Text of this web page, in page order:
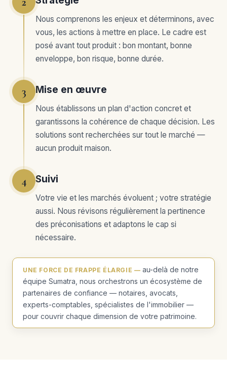
Nous comprenons les enjeux et déterminons, avec
vous, les actions à mettre en place. Le cadre est
posé avant tout produit : bon montant, bonne
enveloppe, bon risque, bonne durée.
3 Mise en œuvre
Nous établissons un plan d'action concret et
garantissons la cohérence de chaque décision. Les
solutions sont recherchées sur tout le marché —
aucun produit maison.
4 Suivi
Votre vie et les marchés évoluent ; votre stratégie
aussi. Nous révisons régulièrement la pertinence
des préconisations et adaptons le cap si
nécessaire.
UNE FORCE DE FRAPPE ÉLARGIE — au-delà de notre
équipe Sumatra, nous orchestrons un écosystème de
partenaires de confiance — notaires, avocats,
experts-comptables, spécialistes de l'immobilier —
pour couvrir chaque dimension de votre patrimoine.